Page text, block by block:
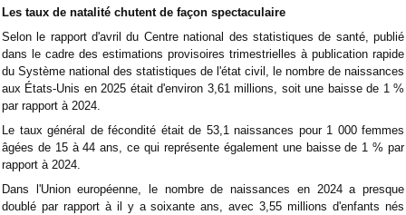
Les taux de natalité chutent de façon spectaculaire
Selon le rapport d'avril du Centre national des statistiques de santé, publié
dans le cadre des estimations provisoires trimestrielles à publication rapide
du Système national des statistiques de l'état civil, le nombre de naissances
aux États-Unis en 2025 était d'environ 3,61 millions, soit une baisse de 1 %
par rapport à 2024.
Le taux général de fécondité était de 53,1 naissances pour 1 000 femmes
âgées de 15 à 44 ans, ce qui représente également une baisse de 1 % par
rapport à 2024.
Dans l'Union européenne, le nombre de naissances en 2024 a presque
doublé par rapport à il y a soixante ans, avec 3,55 millions d'enfants nés